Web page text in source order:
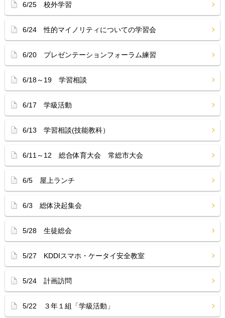
6/25 校外学習
6/24 性的マイノリティについての学習会
6/20 プレゼンテーションフォーラム練習
6/18～19 学習相談
6/17 学級活動
6/13 学習相談(技能教科）
6/11～12 総合体育大会 常総市大会
6/5 屋上ランチ
6/3 総体決起集会
5/28 生徒総会
5/27 KDDIスマホ・ケータイ安全教室
5/24 計画訪問
5/22 ３年１組「学級活動」